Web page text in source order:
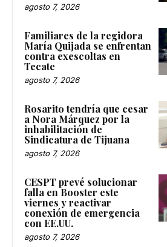
agosto 7, 2026
Familiares de la regidora
María Quijada se enfrentan
contra exescoltas en
Tecate
agosto 7, 2026
Rosarito tendría que cesar
a Nora Márquez por la
inhabilitación de
Sindicatura de Tijuana
agosto 7, 2026
CESPT prevé solucionar
falla en Booster este
viernes y reactivar
conexión de emergencia
con EE.UU.
agosto 7, 2026